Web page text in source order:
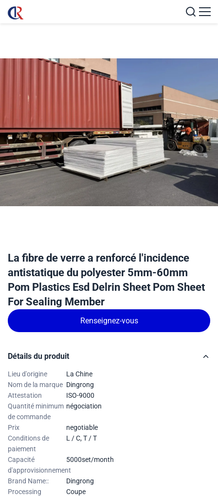
La fibre de verre a renforcé l'incidence
antistatique du polyester 5mm-60mm
Pom Plastics Esd Delrin Sheet Pom Sheet
For Sealing Member
Renseignez-vous
Détails du produit
Lieu d'origine
La Chine
Nom de la marque Dingrong
Attestation
ISO-9000
Quantité minimum
de commande
négociation
Prix
negotiable
Conditions de
paiement
L / C, T / T
Capacité
d'approvisionnement
5000set/month
Brand Name::
Dingrong
Processing
Coupe